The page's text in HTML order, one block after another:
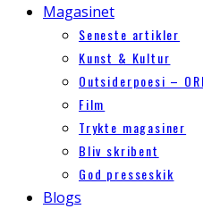
Magasinet
Seneste artikler
Kunst & Kultur
Outsiderpoesi –
Film
Trykte magasiner
Bliv skribent
God presseskik
Blogs